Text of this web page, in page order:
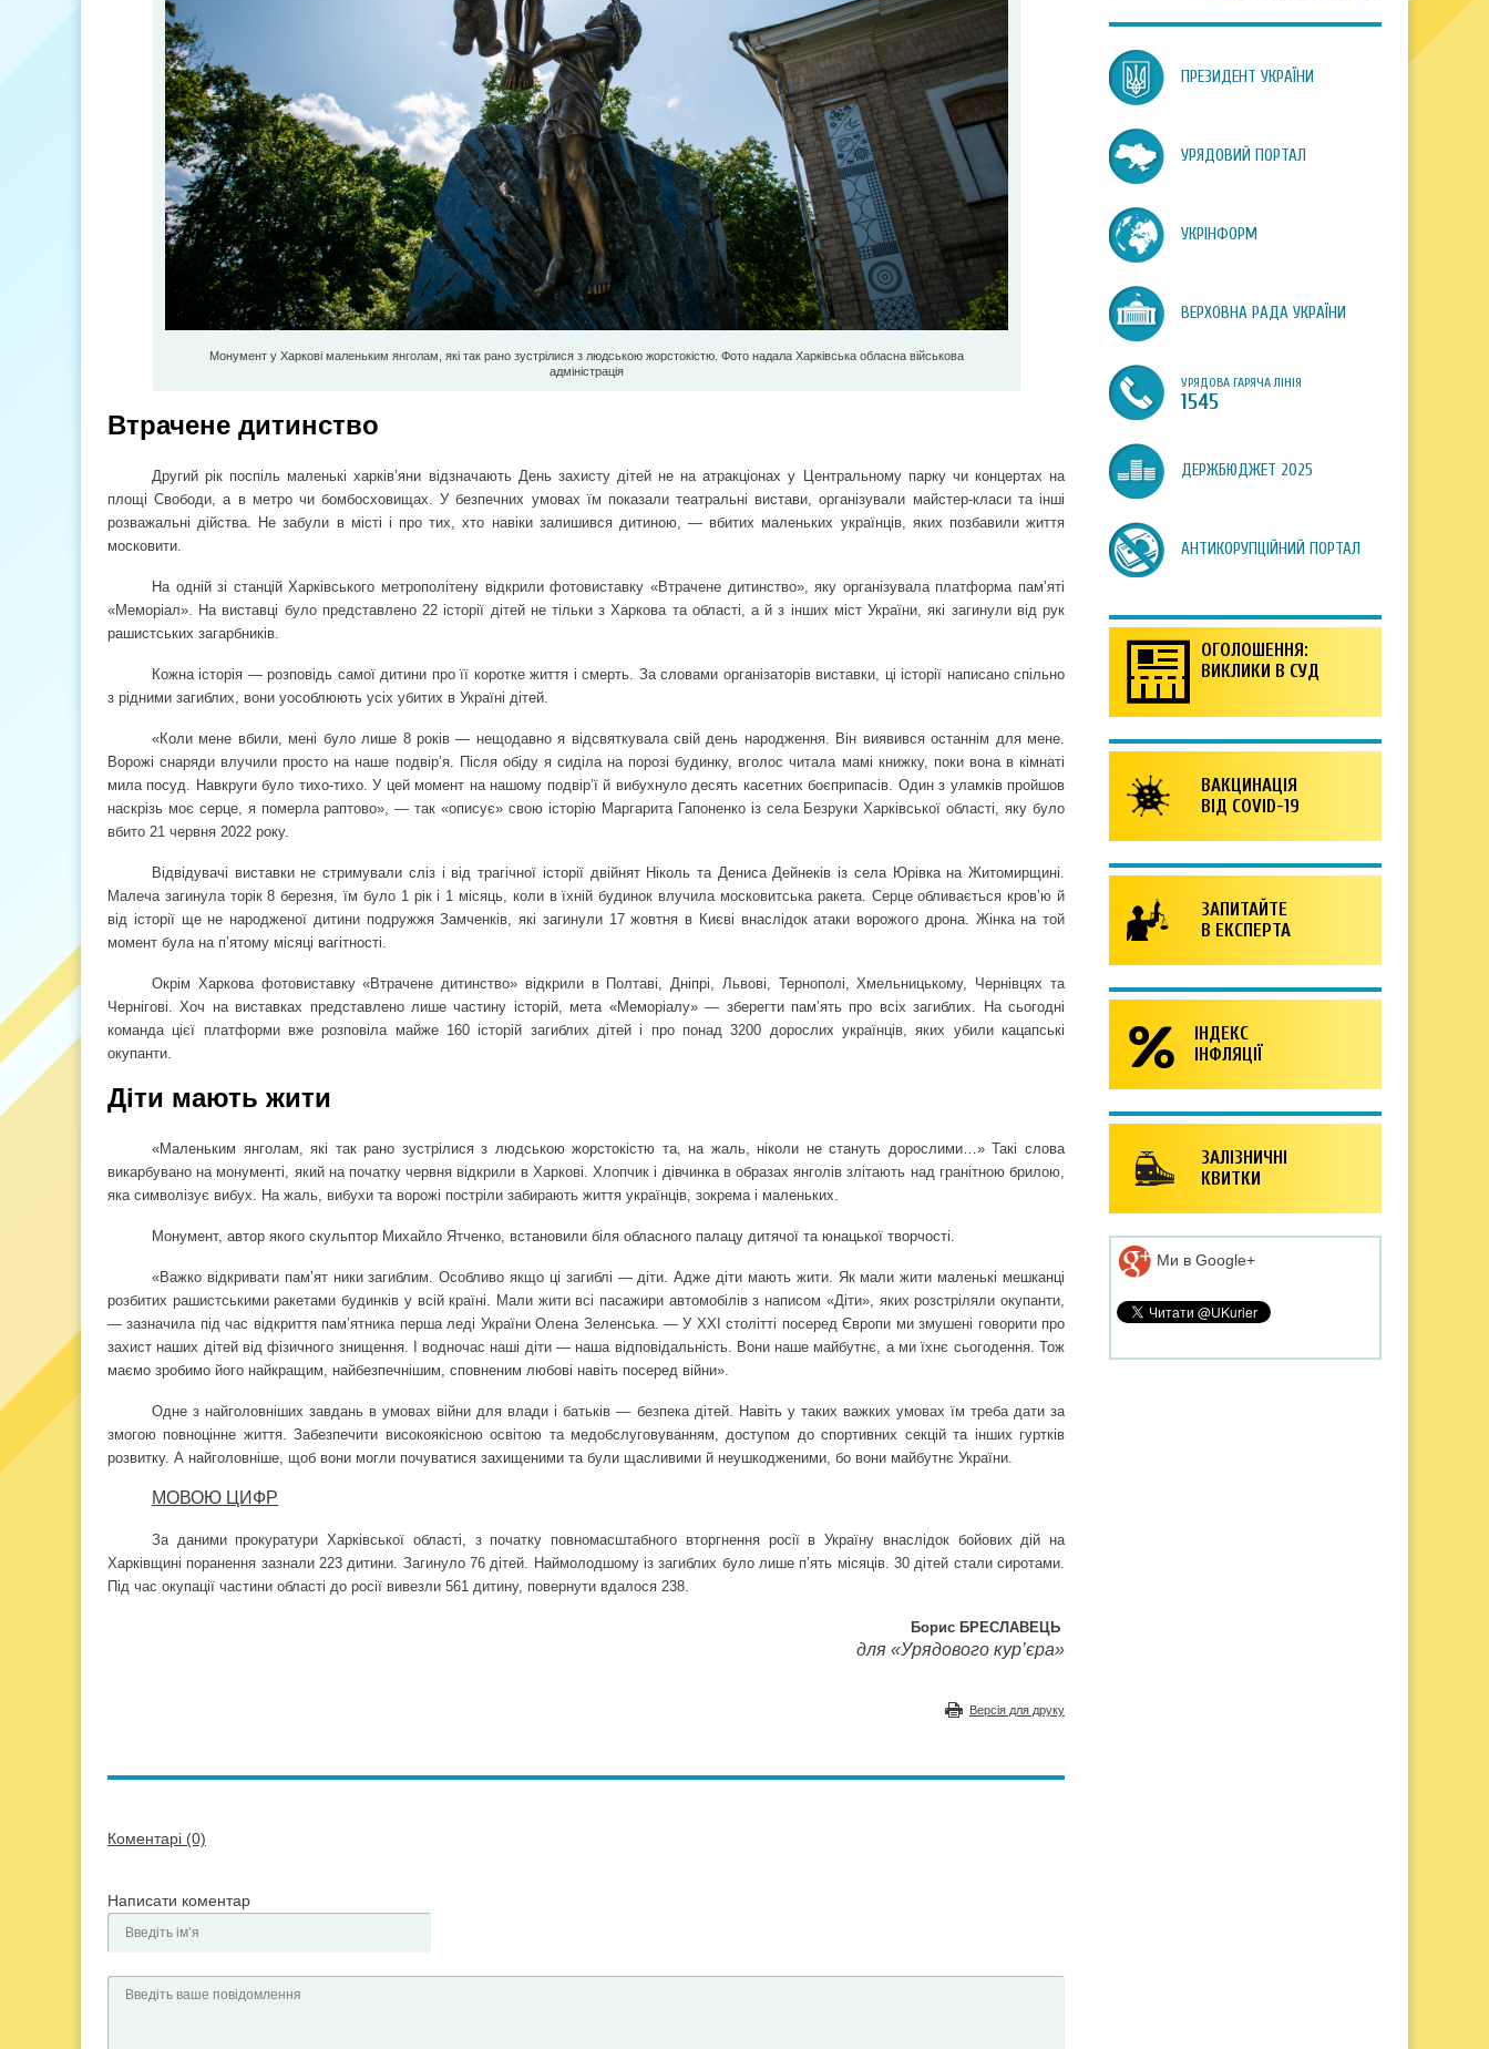
Монумент у Харкові маленьким янголам, які так рано зустрілися з людською жорстокістю. Фото надала Харківська обласна військова
адміністрація
Втрачене дитинство
Другий рік поспіль маленькі харків’яни відзначають День захисту дітей не на атракціонах у Центральному парку чи концертах на
площі Свободи, а в метро чи бомбосховищах. У безпечних умовах їм показали театральні вистави, організували майстер-класи та інші
розважальні дійства. Не забули в місті і про тих, хто навіки залишився дитиною, — вбитих маленьких українців, яких позбавили життя
московити.
На одній зі станцій Харківського метрополітену відкрили фотовиставку «Втрачене дитинство», яку організувала платформа пам’яті
«Меморіал». На виставці було представлено 22 історії дітей не тільки з Харкова та області, а й з інших міст України, які загинули від рук
рашистських загарбників.
Кожна історія — розповідь самої дитини про її коротке життя і смерть. За словами організаторів виставки, ці історії написано спільно
з рідними загиблих, вони уособлюють усіх убитих в Україні дітей.
«Коли мене вбили, мені було лише 8 років — нещодавно я відсвяткувала свій день народження. Він виявився останнім для мене.
Ворожі снаряди влучили просто на наше подвір’я. Після обіду я сиділа на порозі будинку, вголос читала мамі книжку, поки вона в кімнаті
мила посуд. Навкруги було тихо-тихо. У цей момент на нашому подвір’ї й вибухнуло десять касетних боєприпасів. Один з уламків пройшов
наскрізь моє серце, я померла раптово», — так «описує» свою історію Маргарита Гапоненко із села Безруки Харківської області, яку було
вбито 21 червня 2022 року.
Відвідувачі виставки не стримували сліз і від трагічної історії двійнят Ніколь та Дениса Дейнеків із села Юрівка на Житомирщині.
Малеча загинула торік 8 березня, їм було 1 рік і 1 місяць, коли в їхній будинок влучила московитська ракета. Серце обливається кров’ю й
від історії ще не народженої дитини подружжя Замченків, які загинули 17 жовтня в Києві внаслідок атаки ворожого дрона. Жінка на той
момент була на п’ятому місяці вагітності.
Окрім Харкова фотовиставку «Втрачене дитинство» відкрили в Полтаві, Дніпрі, Львові, Тернополі, Хмельницькому, Чернівцях та
Чернігові. Хоч на виставках представлено лише частину історій, мета «Меморіалу» — зберегти пам’ять про всіх загиблих. На сьогодні
команда цієї платформи вже розповіла майже 160 історій загиблих дітей і про понад 3200 дорослих українців, яких убили кацапські
окупанти.
Діти мають жити
«Маленьким янголам, які так рано зустрілися з людською жорстокістю та, на жаль, ніколи не стануть дорослими…» Такі слова
викарбувано на монументі, який на початку червня відкрили в Харкові. Хлопчик і дівчинка в образах янголів злітають над гранітною брилою,
яка символізує вибух. На жаль, вибухи та ворожі постріли забирають життя українців, зокрема і маленьких.
Монумент, автор якого скульптор Михайло Ятченко, встановили біля обласного палацу дитячої та юнацької творчості.
«Важко відкривати пам’ят ники загиблим. Особливо якщо ці загиблі — діти. Адже діти мають жити. Як мали жити маленькі мешканці
розбитих рашистськими ракетами будинків у всій країні. Мали жити всі пасажири автомобілів з написом «Діти», яких розстріляли окупанти,
— зазначила під час відкриття пам’ятника перша леді України Олена Зеленська. — У XXI столітті посеред Європи ми змушені говорити про
захист наших дітей від фізичного знищення. І водночас наші діти — наша відповідальність. Вони наше майбутнє, а ми їхнє сьогодення. Тож
маємо зробимо його найкращим, найбезпечнішим, сповненим любові навіть посеред війни».
Одне з найголовніших завдань в умовах війни для влади і батьків — безпека дітей. Навіть у таких важких умовах їм треба дати за
змогою повноцінне життя. Забезпечити високоякісною освітою та медобслуговуванням, доступом до спортивних секцій та інших гуртків
розвитку. А найголовніше, щоб вони могли почуватися захищеними та були щасливими й неушкодженими, бо вони майбутнє України.
МОВОЮ ЦИФР
За даними прокуратури Харківської області, з початку повномасштабного вторгнення росії в Україну внаслідок бойових дій на
Харківщині поранення зазнали 223 дитини. Загинуло 76 дітей. Наймолодшому із загиблих було лише п’ять місяців. 30 дітей стали сиротами.
Під час окупації частини області до росії вивезли 561 дитину, повернути вдалося 238.
Борис БРЕСЛАВЕЦЬ
для «Урядового кур’єра»
Версія для друку
Коментарі (0)
Написати коментар
ПРЕЗИДЕНТ УКРАЇНИ
УРЯДОВИЙ ПОРТАЛ
УКРІНФОРМ
ВЕРХОВНА РАДА УКРАЇНИ
УРЯДОВА ГАРЯЧА ЛІНІЯ
1545
ДЕРЖБЮДЖЕТ 2025
АНТИКОРУПЦІЙНИЙ ПОРТАЛ
ОГОЛОШЕННЯ:
ВИКЛИКИ В СУД
ВАКЦИНАЦІЯ
ВІД COVID-19
ЗАПИТАЙТЕ
В ЕКСПЕРТА
ІНДЕКС
ІНФЛЯЦІЇ
ЗАЛІЗНИЧНІ
КВИТКИ
Ми в Google+